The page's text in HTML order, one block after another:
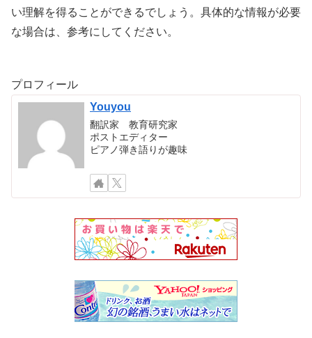
い理解を得ることができるでしょう。具体的な情報が必要
な場合は、参考にしてください。
プロフィール
Youyou
翻訳家 教育研究家
ポストエディター
ピアノ弾き語りが趣味